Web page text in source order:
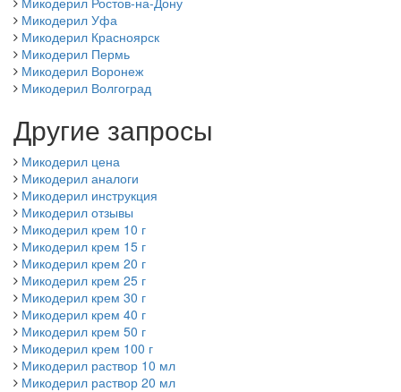
Микодерил Уфа
Микодерил Красноярск
Микодерил Пермь
Микодерил Воронеж
Микодерил Волгоград
Другие запросы
Микодерил цена
Микодерил аналоги
Микодерил инструкция
Микодерил отзывы
Микодерил крем 10 г
Микодерил крем 15 г
Микодерил крем 20 г
Микодерил крем 25 г
Микодерил крем 30 г
Микодерил крем 40 г
Микодерил крем 50 г
Микодерил крем 100 г
Микодерил раствор 10 мл
Микодерил раствор 20 мл